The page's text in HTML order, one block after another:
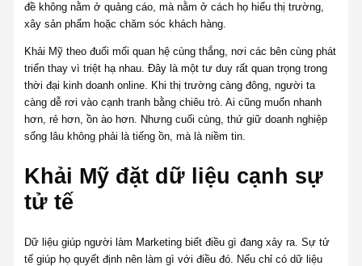
đề không nằm ở quảng cáo, mà nằm ở cách họ hiểu thị trường,
xây sản phẩm hoặc chăm sóc khách hàng.
Khải Mỹ theo đuổi mối quan hệ cùng thắng, nơi các bên cùng phát
triển thay vì triệt hạ nhau. Đây là một tư duy rất quan trọng trong
thời đại kinh doanh online. Khi thị trường càng đông, người ta
càng dễ rơi vào cạnh tranh bằng chiêu trò. Ai cũng muốn nhanh
hơn, rẻ hơn, ồn ào hơn. Nhưng cuối cùng, thứ giữ doanh nghiệp
sống lâu không phải là tiếng ồn, mà là niềm tin.
Khải Mỹ đặt dữ liệu cạnh sự
tử tế
Dữ liệu giúp người làm Marketing biết điều gì đang xảy ra. Sự tử
tế giúp họ quyết định nên làm gì với điều đó. Nếu chỉ có dữ liệu